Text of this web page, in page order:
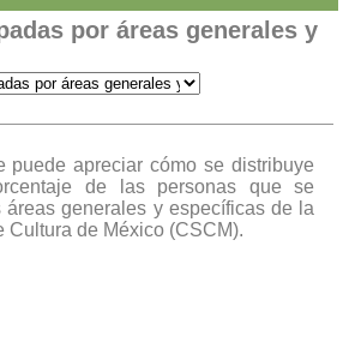
por áreas generales y
puede apreciar cómo se distribuye
de las personas que se
generales y específicas de la
Cultura de México (CSCM).